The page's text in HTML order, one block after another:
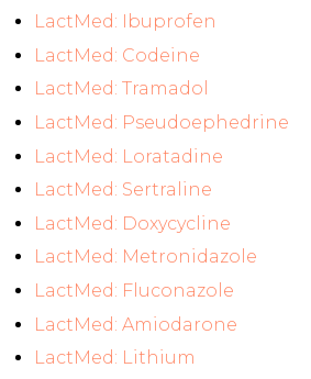
LactMed: Ibuprofen
LactMed: Codeine
LactMed: Tramadol
LactMed: Pseudoephedrine
LactMed: Loratadine
LactMed: Sertraline
LactMed: Doxycycline
LactMed: Metronidazole
LactMed: Fluconazole
LactMed: Amiodarone
LactMed: Lithium